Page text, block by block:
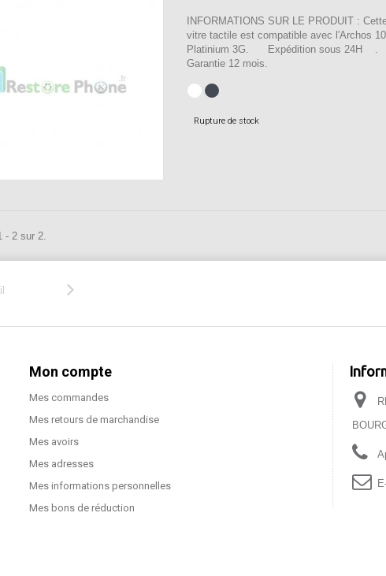
INFORMATIONS SUR LE PRODUIT :
vitre tactile est compatible avec l'Archos
Platinium 3G. Expédition sous 24H .
Garantie 12 mois.
Rupture de stock
- 2 sur 2.
Mon compte
Mes commandes
Mes retours de marchandise
Mes avoirs
Mes adresses
Mes informations personnelles
Mes bons de réduction